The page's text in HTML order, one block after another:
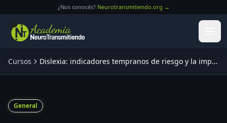
Saltar al contenido principal
¿Nos conocés? Neurotransmitiendo.org →
Cursos Dislexia: indicadores tempranos de riesgo y la importancia del ambiente alfabetizador familiar
General